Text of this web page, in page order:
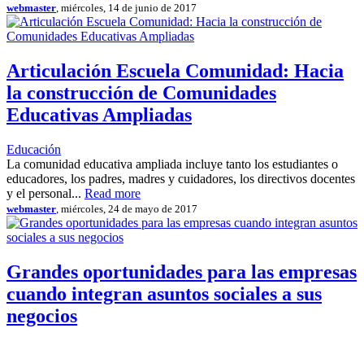
webmaster , miércoles, 14 de junio de 2017
Articulación Escuela Comunidad: Hacia
la construcción de Comunidades
Educativas Ampliadas
Educación
La comunidad educativa ampliada incluye tanto los estudiantes o
educadores, los padres, madres y cuidadores, los directivos docentes
y el personal... Read more
webmaster , miércoles, 24 de mayo de 2017
Grandes oportunidades para las empresas
cuando integran asuntos sociales a sus
negocios